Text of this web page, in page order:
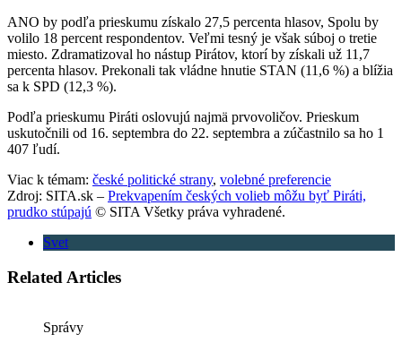
ANO by podľa prieskumu získalo 27,5 percenta hlasov, Spolu by
volilo 18 percent respondentov. Veľmi tesný je však súboj o tretie
miesto. Zdramatizoval ho nástup Pirátov, ktorí by získali už 11,7
percenta hlasov. Prekonali tak vládne hnutie STAN (11,6 %) a blížia
sa k SPD (12,3 %).
Podľa prieskumu Piráti oslovujú najmä prvovoličov. Prieskum
uskutočnili od 16. septembra do 22. septembra a zúčastnilo sa ho 1
407 ľudí.
Viac k témam: české politické strany, volebné preferencie
Zdroj: SITA.sk – Prekvapením českých volieb môžu byť Piráti,
prudko stúpajú © SITA Všetky práva vyhradené.
Svet
Related Articles
Správy